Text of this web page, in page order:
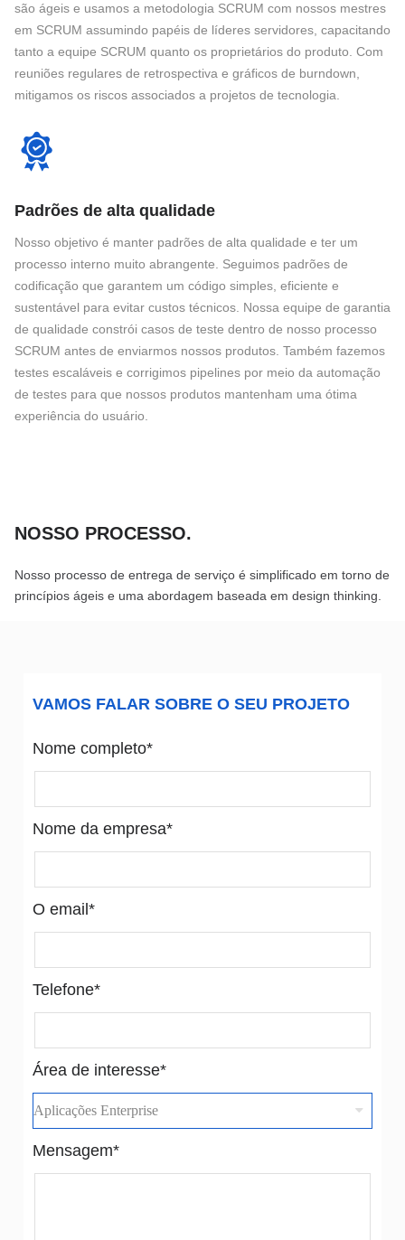
são ágeis e usamos a metodologia SCRUM com nossos mestres
em SCRUM assumindo papéis de líderes servidores, capacitando
tanto a equipe SCRUM quanto os proprietários do produto. Com
reuniões regulares de retrospectiva e gráficos de burndown,
mitigamos os riscos associados a projetos de tecnologia.
Padrões de alta qualidade
Nosso objetivo é manter padrões de alta qualidade e ter um
processo interno muito abrangente. Seguimos padrões de
codificação que garantem um código simples, eficiente e
sustentável para evitar custos técnicos. Nossa equipe de garantia
de qualidade constrói casos de teste dentro de nosso processo
SCRUM antes de enviarmos nossos produtos. Também fazemos
testes escaláveis e corrigimos pipelines por meio da automação
de testes para que nossos produtos mantenham uma ótima
experiência do usuário.
NOSSO PROCESSO.
Nosso processo de entrega de serviço é simplificado em torno de
princípios ágeis e uma abordagem baseada em design thinking.
VAMOS FALAR SOBRE O SEU PROJETO
Nome completo*
Nome da empresa*
O email*
Telefone*
Área de interesse*
Mensagem*